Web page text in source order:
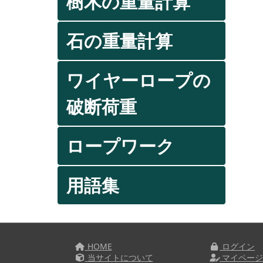
石の重量計算
ワイヤーロープの
破断荷重
ロープワーク
用語集
HOME
当サイトについて
ログイン
マイページ